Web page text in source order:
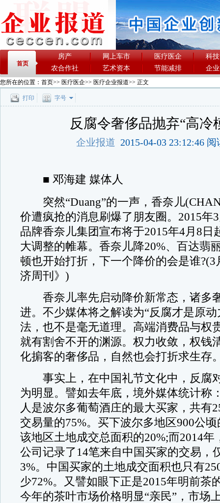
首页
房产 网上车市 医疗医企
科
农合作社
艺术资本 节能减排 企
您所在的位置： 首页>> 医疗医企>> 医疗企业报道>> 正文
打印 字号
反腐令奢侈品抛弃“高冷
企业报道 2015-04-03 23:12:46
■ 邓海建 媒体人
突然“Duang”的一声，香奈儿
价遭疯抢的消息刷爆了朋友圈。2015年
品牌香奈儿集团宣布将于2015年4月8日
大调整的帷幕。香奈儿降20%、百达翡
顿也开始打折，下一个降价的会是谁?(3
济周刊》)
香奈儿率先启动降价新常态，诸多
进。不少媒体将之解读为“反腐才是原
法，也不是毫无道理。高端消费品与权
就有割舍不开的渊源。权力收敛，权钱
化掮客的奢侈品，自然也会打折求生存
事实上，在中国礼节文化中，反腐
为明显。譬如去年底，境外媒体统计称
人是波尔多葡萄酒庄的最大买家，共有
交易量的75%。买下波尔多地区900公
该地区土地成交总面积的20%;而2014年
公司记录了14笔来自中国买家的交易，
3%。中国买家的土地成交面积也只有
少72%。又譬如眼下正是2015年明前茶
今年的茶叶市场价格明显“亲民”，市场